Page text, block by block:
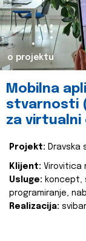
o projektu
Mobilna
stvarnosti
za virtualni
Projekt: Dravska
Klijent: Virovitica
Usluge: koncept,
programiranje,
Realizacija: